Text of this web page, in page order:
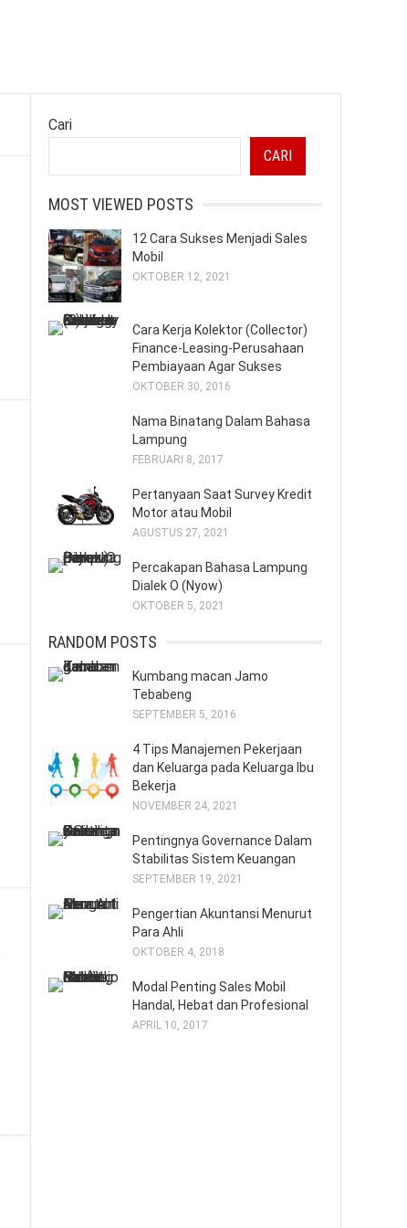
Cari
CARI
MOST VIEWED POSTS
12 Cara Sukses Menjadi Sales
Mobil
OKTOBER 12, 2021
Cara Kerja Kolektor (Collector)
Finance-Leasing-Perusahaan
Pembiayaan Agar Sukses
OKTOBER 30, 2016
Nama Binatang Dalam Bahasa
Lampung
FEBRUARI 8, 2017
Pertanyaan Saat Survey Kredit
Motor atau Mobil
AGUSTUS 27, 2021
Percakapan Bahasa Lampung
Dialek O (Nyow)
OKTOBER 5, 2021
RANDOM POSTS
Kumbang macan Jamo
Tebabeng
SEPTEMBER 5, 2016
4 Tips Manajemen Pekerjaan
dan Keluarga pada Keluarga Ibu
Bekerja
NOVEMBER 24, 2021
Pentingnya Governance Dalam
Stabilitas Sistem Keuangan
SEPTEMBER 19, 2021
Pengertian Akuntansi Menurut
Para Ahli
OKTOBER 4, 2018
Modal Penting Sales Mobil
Handal, Hebat dan Profesional
APRIL 10, 2017